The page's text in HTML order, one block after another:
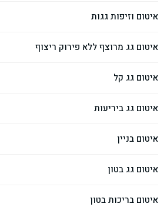
איטום וזיפות גגות
איטום גג מרוצף ללא פירוק ריצוף
איטום גג קל
איטום גג ביריעות
איטום בניין
איטום גג בטון
איטום בריכות בטון